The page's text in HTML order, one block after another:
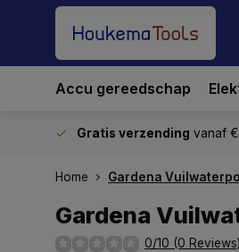
Accu gereedschap
Gratis verzending vanaf €
Home Gardena
Gardena
0/10 (0 Reviews)